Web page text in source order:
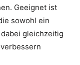
Geeignet ist
sowohl ein
gleichzeitig